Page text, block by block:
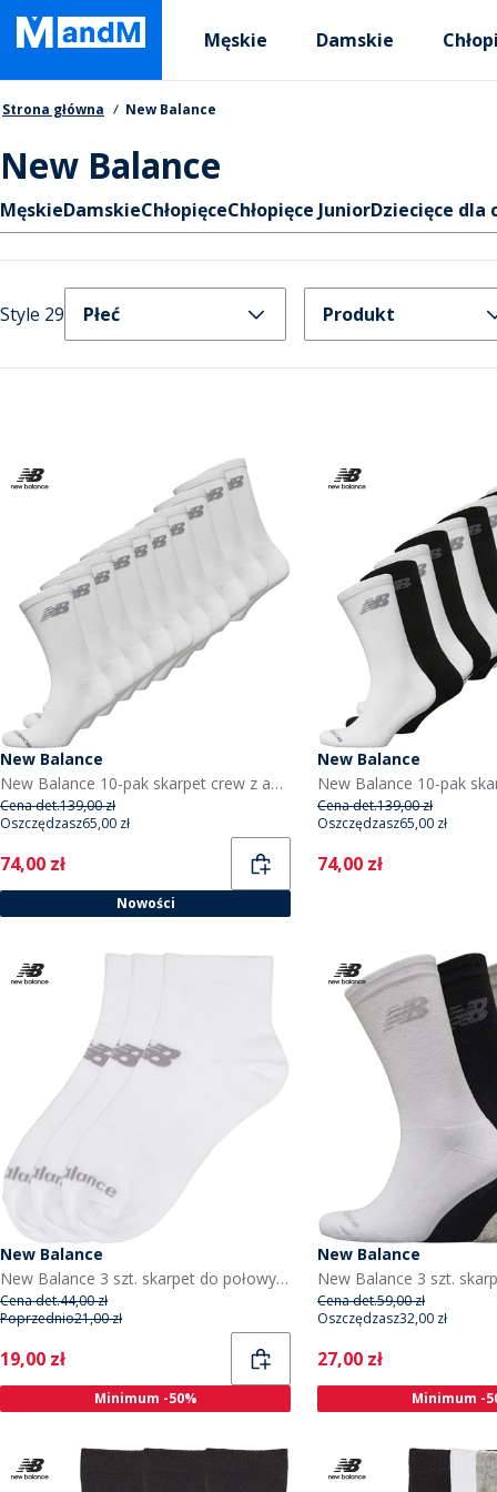
Skip
main
content
Primary departments
Męskie Damskie
Nawigacja okruszkowa
Strona główna New Balance
New Balance
Skróty
MęskieDamskieChłopięceChłopięce JuniorDziecięce dla
Style 29 Płeć Produkt
New Balance
New Balance 10-pak skarpet crew z amortyzacją dla niego kolor biały
Cena det.139,00 zł
Oszczędzasz65,00 zł
Current
74,00 zł
Nowości
New Balance
Cena det.139,00 zł
Oszczędzasz65,00 zł
Current
74,00 zł
New Balance
New Balance 3 szt. skarpet do połowy łydki dla chłopca kolor biały
Cena det.44,00 zł
Poprzednio21,00 zł
Current
19,00 zł
Minimum -50%
New Balance
Cena det.59,00 zł
Oszczędzasz32,00 zł
Current
27,00 zł
Minimum -